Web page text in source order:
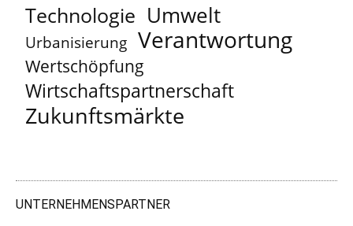
Technologie Umwelt
Urbanisierung Verantwortung
Wertschöpfung
Wirtschaftspartnerschaft
Zukunftsmärkte
UNTERNEHMENSPARTNER